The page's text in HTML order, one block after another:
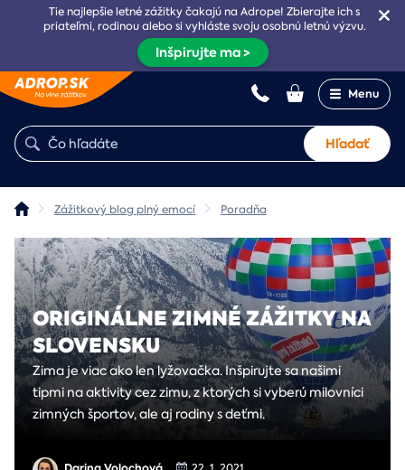
Tie najlepšie letné zážitky čakajú na Adrope! Zbierajte ich s
priateľmi, rodinou alebo si vyhláste svoju osobnú letnú výzvu.
Inšpirujte ma >
Menu
Hľadať
Zážitkový blog plný emocí Poradňa
ORIGINÁLNE ZIMNÉ ZÁŽITKY NA
SLOVENSKU
Zima je viac ako len lyžovačka. Inšpirujte sa našimi
tipmi na aktivity cez zimu, z ktorých si vyberú milovníci
zimných športov, ale aj rodiny s deťmi.